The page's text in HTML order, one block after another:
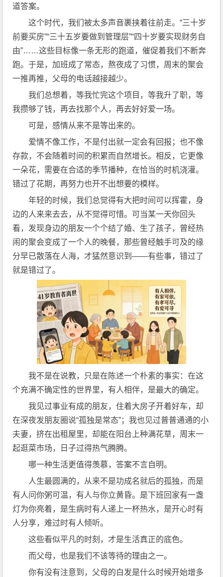
道答案。
这个时代，我们被太多声音裹挟着往前走。“三十岁
前要买房”“三十五岁要做到管理层”“四十岁要实现财务自
由”……这些目标像一条无形的跑道，催促着我们不断奔
跑。于是，加班成了常态，熬夜成了习惯，周末的聚会
一推再推，父母的电话越接越少。
我们总想着，等我忙完这个项目，等我升了职，等
我攒够了钱，再去找那个人，再去好好爱一场。
可是，感情从来不是等出来的。
爱情不像工作，不是付出就一定会有回报；也不像
存款，不会随着时间的积累而自然增长。相反，它更像
一朵花，需要在合适的季节播种，在恰当的时机浇灌。
错过了花期，再努力也开不出想要的模样。
年轻的时候，我们总觉得有大把时间可以挥霍，身
边的人来来去去，从不觉得可惜。可当某一天你回头
看，发现身边的朋友一个个结了婚、生了孩子，曾经热
闹的聚会变成了一个人的晚餐，那些曾经触手可及的缘
分早已散落在人海，才猛然意识到——有些事，错过了
就是错过了。
我不是在说教，只是在陈述一个朴素的事实：在这
个充满不确定性的世界里，有人相伴，是最大的确定。
我见过事业有成的朋友，住着大房子开着好车，却
在深夜发朋友圈说“孤独是常态”；我也见过普普通通的小
夫妻，挤在出租屋里，却能在阳台上种满花草，周末一
起逛菜市场，日子过得热气腾腾。
哪一种生活更值得羡慕，答案不言自明。
人生最圆满的，从来不是功成名就后的孤独，而是
有人问你粥可温，有人与你立黄昏。是下班回家有一盏
灯为你亮着，是生病时有人递上一杯热水，是开心时有
人分享，难过时有人倾听。
这些看似平凡的时刻，才是生活真正的底色。
而父母，也是我们不该等待的理由之一。
你有没有注意到，父母的白发是什么时候开始增多